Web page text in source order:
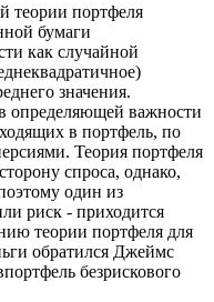
теории портфеля
бумаги
как случайной
значения.
определяющей важности
в портфель, по
Теория портфеля
спроса, однако,
один из
риск - приходится
теории портфеля для
обратился Джеймс
портфель безрискового